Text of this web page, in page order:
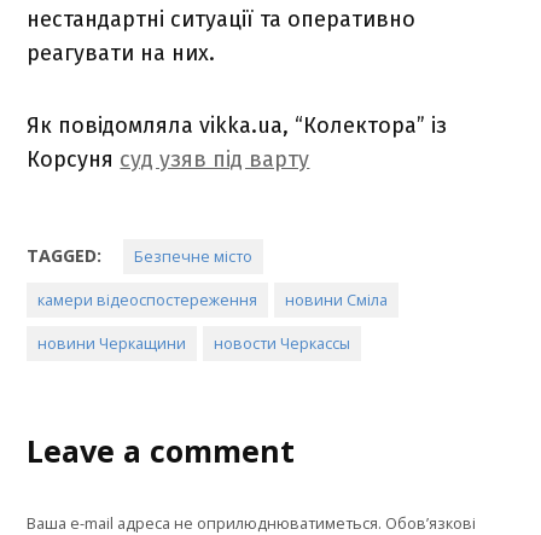
нестандартні ситуації та оперативно
реагувати на них.
Як повідомляла vikka.ua, “Колектора” із
Корсуня суд узяв під варту
TAGGED: Безпечне місто
камери відеоспостереження новини Сміла
новини Черкащини новости Черкассы
Leave a comment
Ваша e-mail адреса не оприлюднюватиметься. Обов’язкові